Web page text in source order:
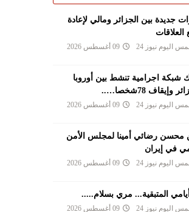
جديدة بين الجزائر ومالي لإعادة
العلاقات
اليوم نيوز 24 09 أغسطس 2026
شبكة اجرامية تنشط بين أوروبا
وإيقاف 78شخصا…..
اليوم نيوز 24 09 أغسطس 2026
محسن رضائي أمينا لمجلس الأمن
في إيران
اليوم نيوز 24 09 أغسطس 2026
المتبقية... مري بسلام.....
اليوم نيوز 24 09 أغسطس 2026